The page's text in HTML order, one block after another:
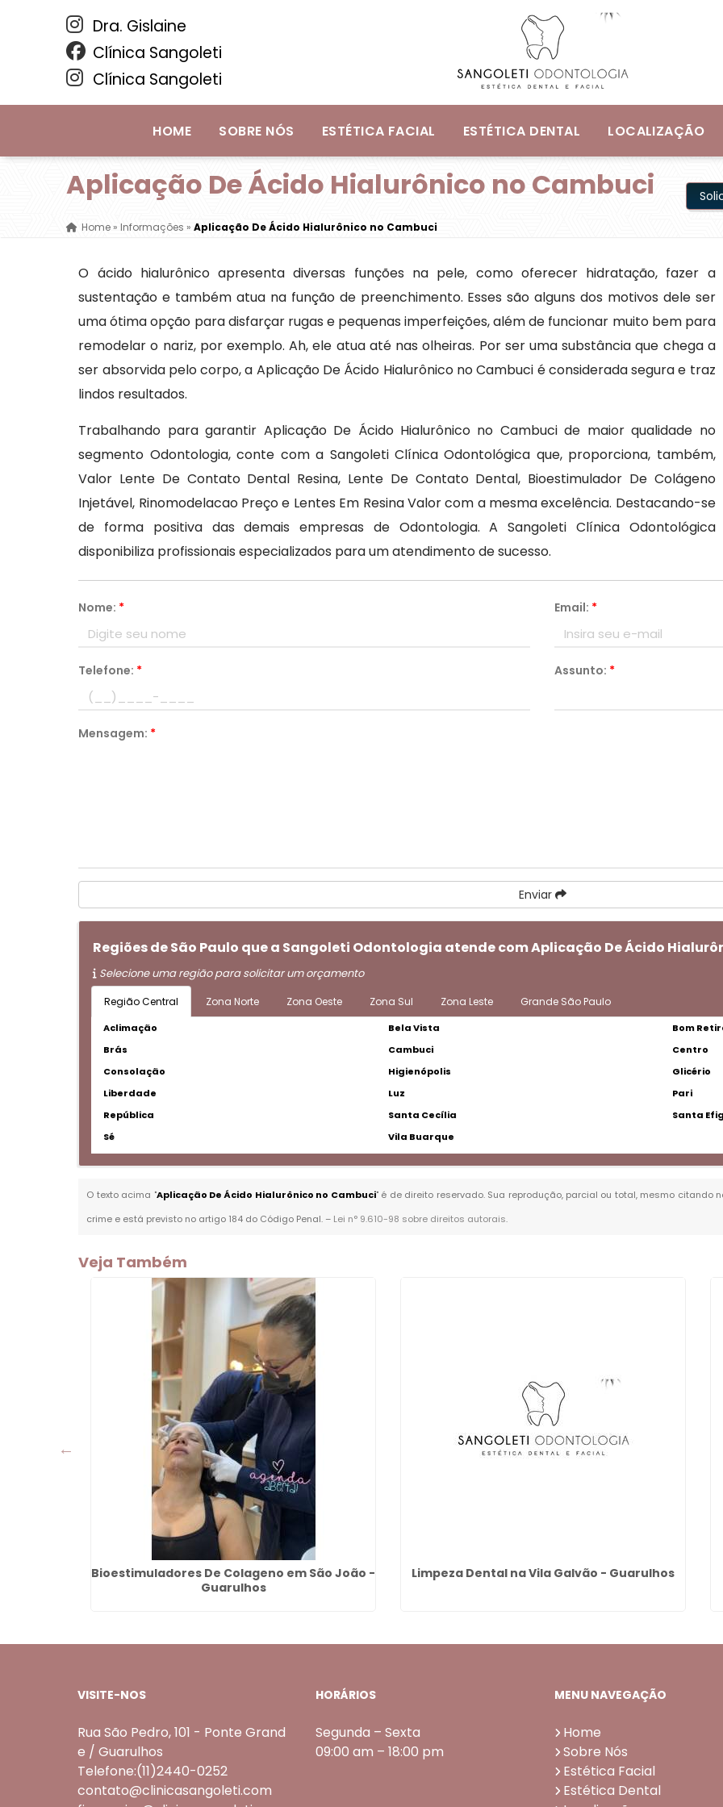
Dra. Gislaine
Clínica Sangoleti
Clínica Sangoleti
HOME SOBRE NÓS ESTÉTICA FACIAL ESTÉTICA DENTAL LOCALIZAÇÃO
Aplicação De Ácido Hialurônico no Cambuci
Home»Informações »Aplicação De Ácido Hialurônico no Cambuci
O ácido hialurônico apresenta diversas funções na pele, como oferecer hidratação, fazer a
sustentação e também atua na função de preenchimento. Esses são alguns dos motivos dele ser
uma ótima opção para disfarçar rugas e pequenas imperfeições, além de funcionar muito bem para
remodelar o nariz, por exemplo. Ah, ele atua até nas olheiras. Por ser uma substância que chega a
ser absorvida pelo corpo, a Aplicação De Ácido Hialurônico no Cambuci é considerada segura e traz
lindos resultados.
Trabalhando para garantir Aplicação De Ácido Hialurônico no Cambuci de maior qualidade no
segmento Odontologia, conte com a Sangoleti Clínica Odontológica que, proporciona, também,
Valor Lente De Contato Dental Resina, Lente De Contato Dental, Bioestimulador De Colágeno
Injetável, Rinomodelacao Preço e Lentes Em Resina Valor com a mesma excelência. Destacando-se
de forma positiva das demais empresas de Odontologia. A Sangoleti Clínica Odontológica
disponibiliza profissionais especializados para um atendimento de sucesso.
Nome: * Email: *
Telefone: * Assunto: *
Mensagem: *
Enviar
Regiões de São Paulo que a Sangoleti Odontologia atende com Aplicação De Ácido
Selecione uma região para solicitar um orçamento
Região Central Zona Norte Zona Oeste Zona Sul Zona Leste Grande São Paulo
Aclimação Bela Vista
Bom
Brás
Cambuci
Centro
Consolação
Higienópolis
Glicério
Liberdade
Luz
Pari
República
Santa Cecília
Santa
Sé
Vila Buarque
O texto acima "Aplicação De Ácido Hialurônico no Cambuci" é de direito reservado. Sua reprodução, parcial ou total, mesmo citando
crime e está previsto no artigo 184 do Código Penal. – Lei n° 9.610-98 sobre direitos autorais.
Veja Também
Bioestimuladores De Colageno em São João -
Guarulhos
Limpeza Dental na Vila Galvão - Guarulhos
VISITE-NOS
Rua São Pedro, 101 - Ponte Grand
e / Guarulhos
Telefone:(11)2440-0252
contato@clinicasangoleti.com
HORÁRIOS
Segunda – Sexta
09:00 am – 18:00 pm
MENU NAVEGAÇÃO
Home
Sobre Nós
Estética Facial
Estética Dental